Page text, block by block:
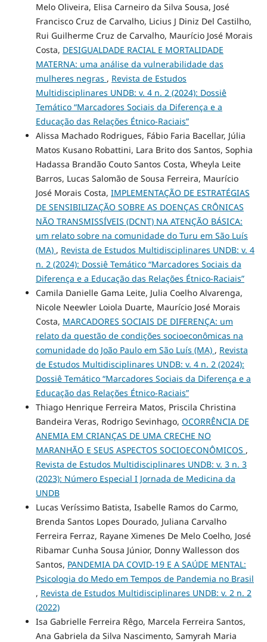
Melo Oliveira, Elisa Carneiro da Silva Sousa, José
Francisco Cruz de Carvalho, Licius J Diniz Del Castilho,
Rui Guilherme Cruz de Carvalho, Maurício José Morais
Costa, DESIGUALDADE RACIAL E MORTALIDADE
MATERNA: uma análise da vulnerabilidade das
mulheres negras , Revista de Estudos
Multidisciplinares UNDB: v. 4 n. 2 (2024): Dossiê
Temático “Marcadores Sociais da Diferença e a
Educação das Relações Étnico-Raciais”
Alissa Machado Rodrigues, Fábio Faria Bacellar, Júlia
Matos Kusano Robattini, Lara Brito dos Santos, Sophia
Hadassa Brandão Couto Santos Costa, Wheyla Leite
Barros, Lucas Salomão de Sousa Ferreira, Maurício
José Morais Costa, IMPLEMENTAÇÃO DE ESTRATÉGIAS
DE SENSIBILIZAÇÃO SOBRE AS DOENÇAS CRÔNICAS
NÃO TRANSMISSÍVEIS (DCNT) NA ATENÇÃO BÁSICA:
um relato sobre na comunidade do Turu em São Luís
(MA) , Revista de Estudos Multidisciplinares UNDB: v. 4
n. 2 (2024): Dossiê Temático “Marcadores Sociais da
Diferença e a Educação das Relações Étnico-Raciais”
Camila Danielle Gama Leite, Julia Coelho Alvarenga,
Nicole Neewler Loiola Duarte, Maurício José Morais
Costa, MARCADORES SOCIAIS DE DIFERENÇA: um
relato da questão de condições socioeconômicas na
comunidade do João Paulo em São Luís (MA) , Revista
de Estudos Multidisciplinares UNDB: v. 4 n. 2 (2024):
Dossiê Temático “Marcadores Sociais da Diferença e a
Educação das Relações Étnico-Raciais”
Thiago Henrique Ferreira Matos, Priscila Christina
Bandeira Veras, Rodrigo Sevinhago, OCORRÊNCIA DE
ANEMIA EM CRIANÇAS DE UMA CRECHE NO
MARANHÃO E SEUS ASPECTOS SOCIOECONÔMICOS ,
Revista de Estudos Multidisciplinares UNDB: v. 3 n. 3
(2023): Número Especial I Jornada de Medicina da
UNDB
Lucas Veríssimo Batista, Isabelle Ramos do Carmo,
Brenda Santos Lopes Dourado, Juliana Carvalho
Ferreira Ferraz, Rayane Ximenes De Melo Coelho, José
Ribamar Cunha Sousa Júnior, Donny Wallesson dos
Santos, PANDEMIA DA COVID-19 E A SAÚDE MENTAL:
Psicologia do Medo em Tempos de Pandemia no Brasil
, Revista de Estudos Multidisciplinares UNDB: v. 2 n. 2
(2022)
Isa Gabrielle Ferreira Rêgo, Marcela Ferreira Santos,
Ana Gabriela da Silva Nascimento, Samyrah Maria